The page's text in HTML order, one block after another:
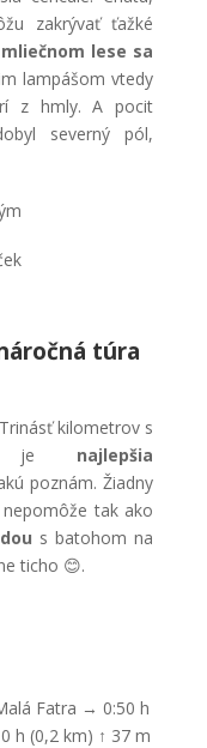
zakrývať ťažké
lese sa
lampášom vtedy
z hmly. A pocit
severný pól,
túra
kilometrov s
je najlepšia
poznám. Žiadny
tak ako
s batohom na
ticho 😊.
Fatra → 0:50 h
h (0,2 km) ↑ 37 m